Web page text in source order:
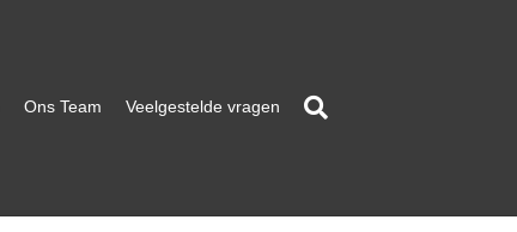
Ons Team Veelgestelde vragen